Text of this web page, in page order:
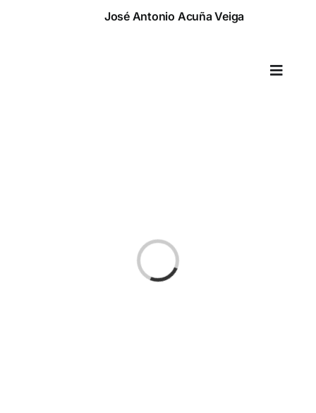
José Antonio Acuña Veiga
Toggle
Cargando...